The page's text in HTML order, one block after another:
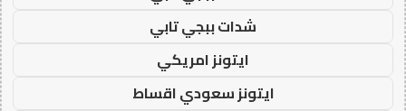
شدات ببجي تابي
ايتونز امريكي
ايتونز سعودي اقساط